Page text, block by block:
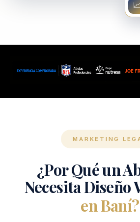
📈
MARKETING
¿Por Qué un
Necesita Diseño
en Baní?